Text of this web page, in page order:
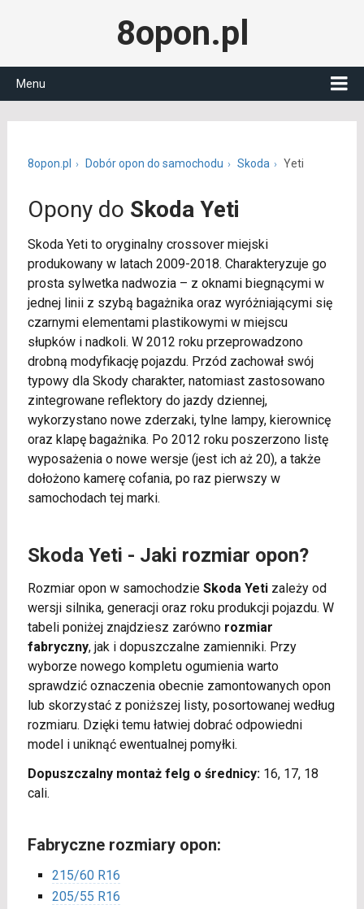
8opon.pl
Menu
8opon.pl Dobór opon do samochodu Skoda Yeti
Opony do Skoda Yeti
Skoda Yeti to oryginalny crossover miejski
produkowany w latach 2009-2018. Charakteryzuje go
prosta sylwetka nadwozia – z oknami biegnącymi w
jednej linii z szybą bagażnika oraz wyróżniającymi się
czarnymi elementami plastikowymi w miejscu
słupków i nadkoli. W 2012 roku przeprowadzono
drobną modyfikację pojazdu. Przód zachował swój
typowy dla Skody charakter, natomiast zastosowano
zintegrowane reflektory do jazdy dziennej,
wykorzystano nowe zderzaki, tylne lampy, kierownicę
oraz klapę bagażnika. Po 2012 roku poszerzono listę
wyposażenia o nowe wersje (jest ich aż 20), a także
dołożono kamerę cofania, po raz pierwszy w
samochodach tej marki.
Skoda Yeti - Jaki rozmiar opon?
Rozmiar opon w samochodzie Skoda Yetizależy od
wersji silnika, generacji oraz roku produkcji pojazdu. W
tabeli poniżej znajdziesz zarówno rozmiar
fabryczny, jak i dopuszczalne zamienniki. Przy
wyborze nowego kompletu ogumienia warto
sprawdzić oznaczenia obecnie zamontowanych opon
lub skorzystać z poniższej listy, posortowanej według
rozmiaru. Dzięki temu łatwiej dobrać odpowiedni
model i uniknąć ewentualnej pomyłki.
Dopuszczalny montaż felg o średnicy:16, 17, 18
cali.
Fabryczne rozmiary opon:
215/60 R16
205/55 R16